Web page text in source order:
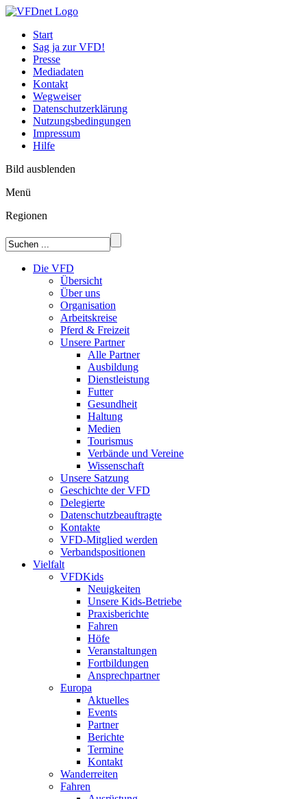
Start
Sag ja zur VFD!
Presse
Mediadaten
Kontakt
Wegweiser
Datenschutzerklärung
Nutzungsbedingungen
Impressum
Hilfe
Bild ausblenden
Menü
Regionen
Die VFD
Übersicht
Über uns
Organisation
Arbeitskreise
Pferd & Freizeit
Unsere Partner
Alle Partner
Ausbildung
Dienstleistung
Futter
Gesundheit
Haltung
Medien
Tourismus
Verbände und Vereine
Wissenschaft
Unsere Satzung
Geschichte der VFD
Delegierte
Datenschutzbeauftragte
Kontakte
VFD-Mitglied werden
Verbandspositionen
Vielfalt
VFDKids
Neuigkeiten
Unsere Kids-Betriebe
Praxisberichte
Fahren
Höfe
Veranstaltungen
Fortbildungen
Ansprechpartner
Europa
Aktuelles
Events
Partner
Berichte
Termine
Kontakt
Wanderreiten
Fahren